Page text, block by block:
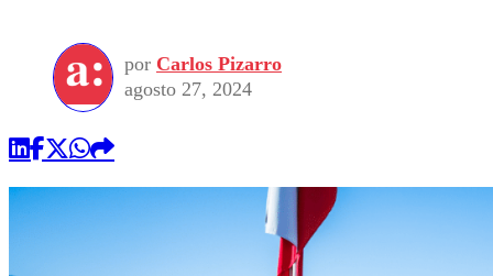
por Carlos Pizarro
agosto 27, 2024